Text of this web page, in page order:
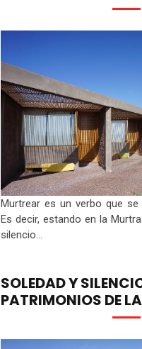
Murtrear es un verbo que se
Es decir, estando en la
silencio...
SOLEDAD Y
PATRIMONIOS DE